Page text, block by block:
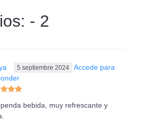
- 2
5 septiembre 2024
Accede para
bebida, muy refrescante y